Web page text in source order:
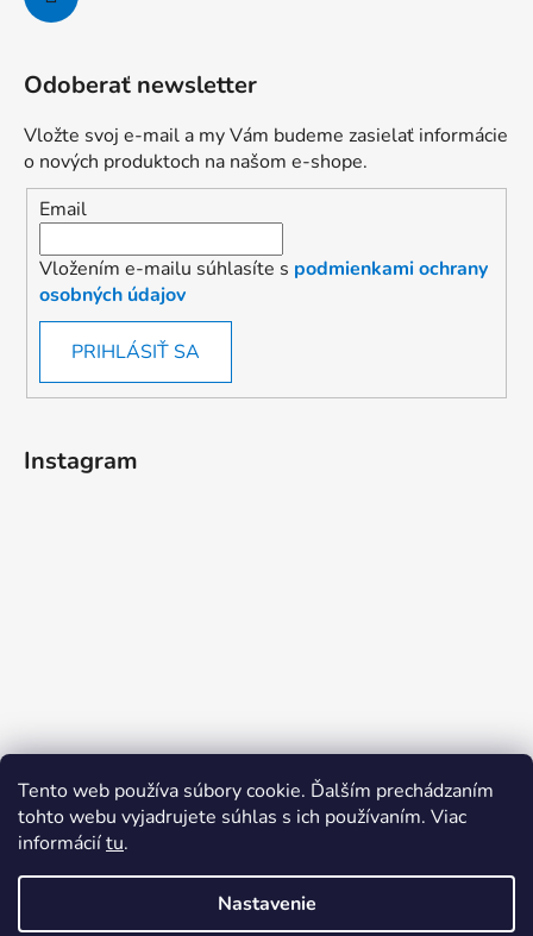
Tento web používa súbory cookie. Ďalším prechádzaním
tohto webu vyjadrujete súhlas s ich používaním. Viac
informáciítu.
Nastavenie
Odoberať newsletter
Vložte svoj e-mail a my Vám budeme zasielať informácie
o nových produktoch na našom e-shope.
Email
Vložením e-mailu súhlasíte s podmienkami ochrany
osobných údajov
PRIHLÁSIŤ SA
Instagram
Sledovať na Instagrame